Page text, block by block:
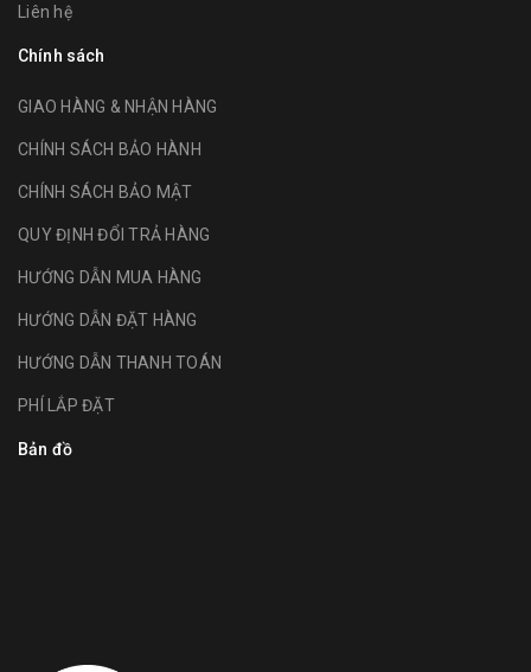
Liên hệ
Chính sách
GIAO HÀNG & NHẬN HÀNG
CHÍNH SÁCH BẢO HÀNH
CHÍNH SÁCH BẢO MẬT
QUY ĐỊNH ĐỔI TRẢ HÀNG
HƯỚNG DẪN MUA HÀNG
HƯỚNG DẪN ĐẶT HÀNG
HƯỚNG DẪN THANH TOÁN
PHÍ LẮP ĐẶT
Bản đồ